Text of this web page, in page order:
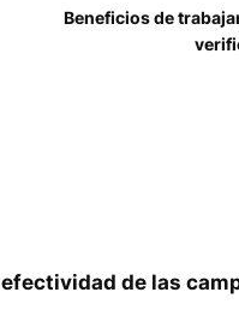
Beneficios de
efectividad de las